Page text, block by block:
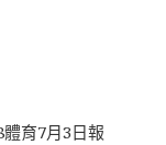
育7月3日報